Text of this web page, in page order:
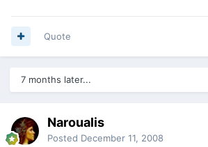
Quote
7 months later...
Naroualis
Posted December 11, 2008